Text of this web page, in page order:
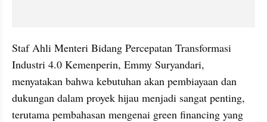
Staf Ahli Menteri Bidang Percepatan Transformasi
Industri 4.0 Kemenperin, Emmy Suryandari,
menyatakan bahwa kebutuhan akan pembiayaan dan
dukungan dalam proyek hijau menjadi sangat penting,
terutama pembahasan mengenai green financing yang